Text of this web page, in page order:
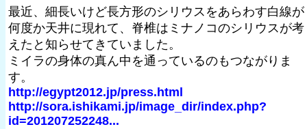
最近、細長いけど長方形のシリウスをあらわす白線が
何度か天井に現れて、脊椎はミナノコのシリウスが考
えたと知らせてきていました。
ミイラの身体の真ん中を通っているのもつながりま
す。
http://egypt2012.jp/press.html
http://sora.ishikami.jp/image_dir/index.php?
id=201207252248...